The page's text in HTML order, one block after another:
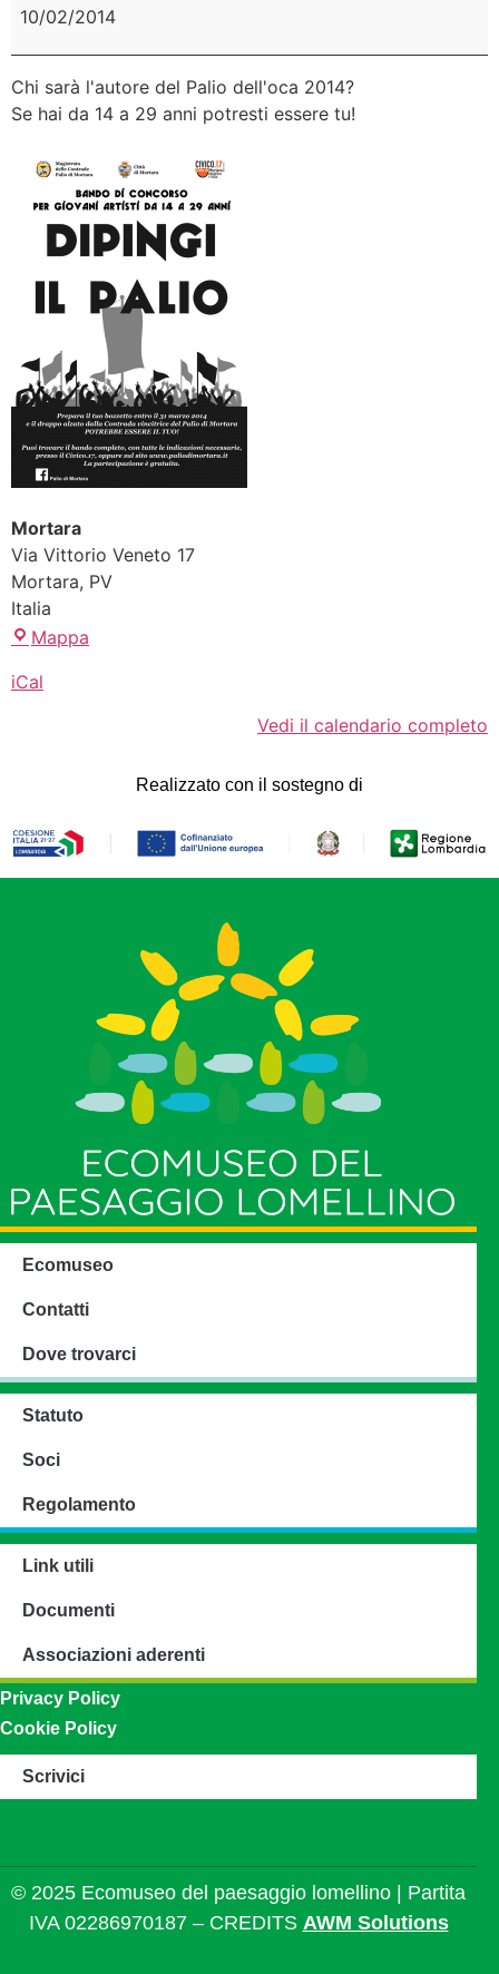
10/02/2014
Chi sarà l'autore del Palio dell'oca 2014?
Se hai da 14 a 29 anni potresti essere tu!
Mortara
Via Vittorio Veneto 17
Mortara, PV
Italia
Mappa
iCal
Vedi il calendario completo
Realizzato con il sostegno di
Ecomuseo
Contatti
Dove trovarci
Statuto
Soci
Regolamento
Link utili
Documenti
Associazioni aderenti
Privacy Policy
Cookie Policy
Scrivici
© 2025 Ecomuseo del paesaggio lomellino | Partita
IVA 02286970187 – CREDITS AWM Solutions